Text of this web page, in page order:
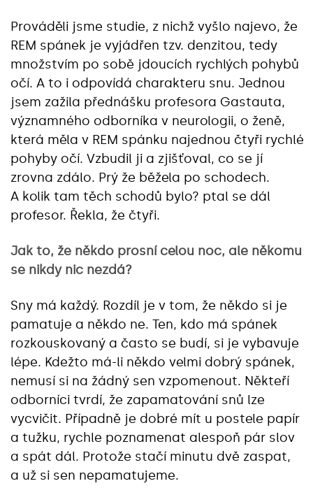
Prováděli jsme studie, z nichž vyšlo najevo, že
REM spánek je vyjádřen tzv. denzitou, tedy
množstvím po sobě jdoucích rychlých pohybů
očí. A to i odpovídá charakteru snu. Jednou
jsem zažila přednášku profesora Gastauta,
významného odborníka v neurologii, o ženě,
která měla v REM spánku najednou čtyři rychlé
pohyby očí. Vzbudil ji a zjišťoval, co se jí
zrovna zdálo. Prý že běžela po schodech.
A kolik tam těch schodů bylo? ptal se dál
profesor. Řekla, že čtyři.
Jak to, že někdo prosní celou noc, ale někomu
se nikdy nic nezdá?
Sny má každý. Rozdíl je v tom, že někdo si je
pamatuje a někdo ne. Ten, kdo má spánek
rozkouskovaný a často se budí, si je vybavuje
lépe. Kdežto má-li někdo velmi dobrý spánek,
nemusí si na žádný sen vzpomenout. Někteří
odborníci tvrdí, že zapamatování snů lze
vycvičit. Případně je dobré mít u postele papír
a tužku, rychle poznamenat alespoň pár slov
a spát dál. Protože stačí minutu dvě zaspat,
a už si sen nepamatujeme.